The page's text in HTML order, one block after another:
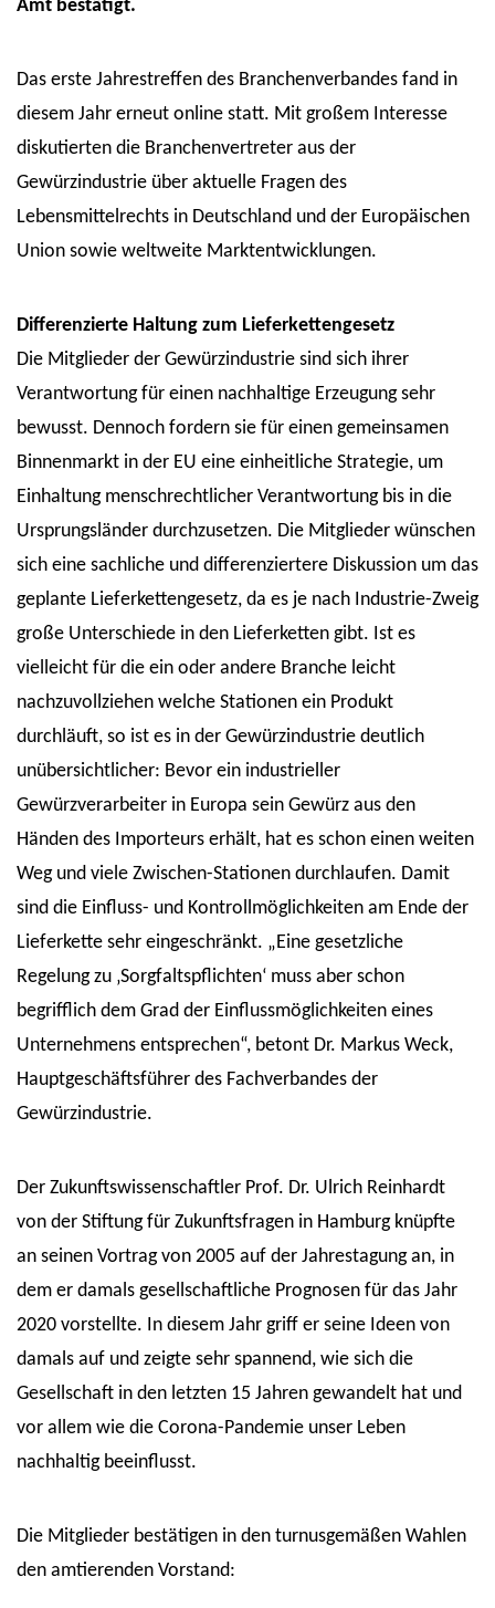
Amt bestätigt.
Das erste Jahrestreffen des Branchenverbandes fand in
diesem Jahr erneut online statt. Mit großem Interesse
diskutierten die Branchenvertreter aus der
Gewürzindustrie über aktuelle Fragen des
Lebensmittelrechts in Deutschland und der Europäischen
Union sowie weltweite Marktentwicklungen.
Differenzierte Haltung zum Lieferkettengesetz
Die Mitglieder der Gewürzindustrie sind sich ihrer
Verantwortung für einen nachhaltige Erzeugung sehr
bewusst. Dennoch fordern sie für einen gemeinsamen
Binnenmarkt in der EU eine einheitliche Strategie, um
Einhaltung menschrechtlicher Verantwortung bis in die
Ursprungsländer durchzusetzen. Die Mitglieder wünschen
sich eine sachliche und differenziertere Diskussion um das
geplante Lieferkettengesetz, da es je nach Industrie-Zweig
große Unterschiede in den Lieferketten gibt. Ist es
vielleicht für die ein oder andere Branche leicht
nachzuvollziehen welche Stationen ein Produkt
durchläuft, so ist es in der Gewürzindustrie deutlich
unübersichtlicher: Bevor ein industrieller
Gewürzverarbeiter in Europa sein Gewürz aus den
Händen des Importeurs erhält, hat es schon einen weiten
Weg und viele Zwischen-Stationen durchlaufen. Damit
sind die Einfluss- und Kontrollmöglichkeiten am Ende der
Lieferkette sehr eingeschränkt. „Eine gesetzliche
Regelung zu ‚Sorgfaltspflichten‘ muss aber schon
begrifflich dem Grad der Einflussmöglichkeiten eines
Unternehmens entsprechen“, betont Dr. Markus Weck,
Hauptgeschäftsführer des Fachverbandes der
Gewürzindustrie.
Der Zukunftswissenschaftler Prof. Dr. Ulrich Reinhardt
von der Stiftung für Zukunftsfragen in Hamburg knüpfte
an seinen Vortrag von 2005 auf der Jahrestagung an, in
dem er damals gesellschaftliche Prognosen für das Jahr
2020 vorstellte. In diesem Jahr griff er seine Ideen von
damals auf und zeigte sehr spannend, wie sich die
Gesellschaft in den letzten 15 Jahren gewandelt hat und
vor allem wie die Corona-Pandemie unser Leben
nachhaltig beeinflusst.
Die Mitglieder bestätigen in den turnusgemäßen Wahlen
den amtierenden Vorstand: